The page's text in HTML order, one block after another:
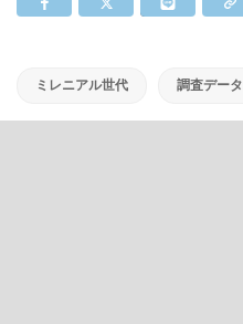
ミレニアル世代 調査データ